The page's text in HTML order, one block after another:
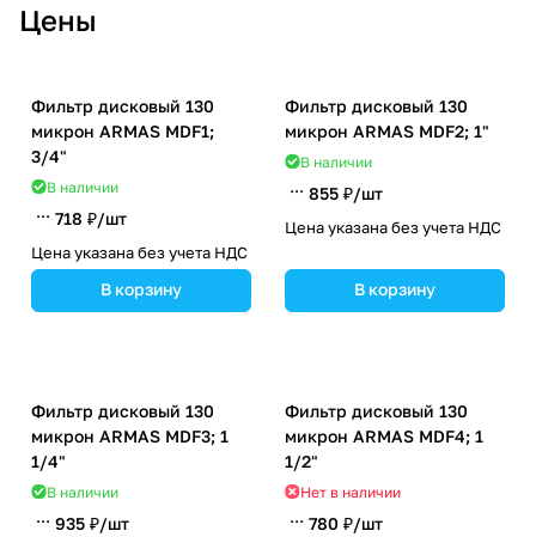
форсунки и оборудование.
Цены
Фильтр дисковый 130
микрон ARMAS MDF1;
3/4"
В наличии
718 ₽/шт
Цена указана без учета НДС
В корзину
Фильтр дисковый 130
микрон ARMAS MDF2; 1"
В наличии
855 ₽/шт
Цена указана без учета НДС
В корзину
Фильтр дисковый 130
микрон ARMAS MDF3; 1
1/4"
В наличии
935 ₽/шт
Фильтр дисковый 130
микрон ARMAS MDF4; 1
1/2"
Нет в наличии
780 ₽/шт